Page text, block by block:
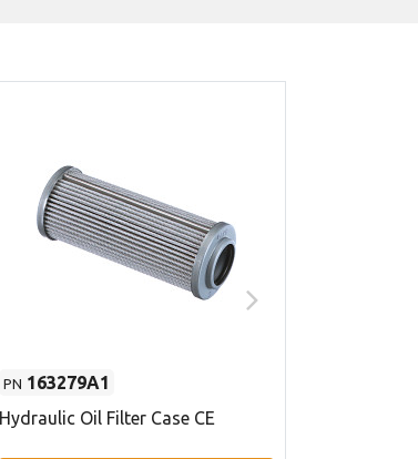
PN 163279A1
Hydraulic Oil Filter Case CE